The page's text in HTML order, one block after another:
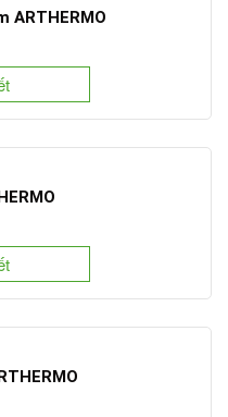
ARTHERMO